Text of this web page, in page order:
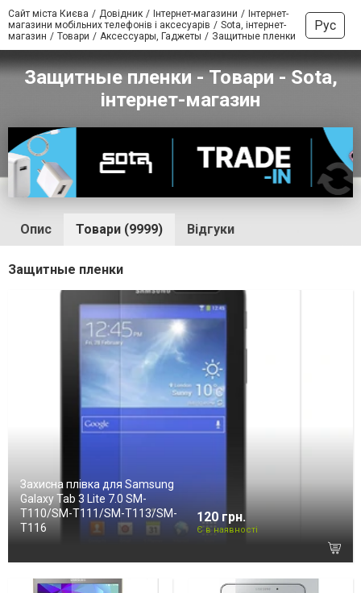
Сайт міста Києва Довідник Інтернет-магазини
Інтернет-
магазини мобільних телефонів і аксесуарів
Sota, інтернет-
магазин
Товари Аксессуары, Гаджеты Защитные пленки
Рус
Защитные пленки - Товари - Sota,
інтернет-магазин
Опис Товари (9999) Відгуки
Защитные пленки
Захисна плівка для Samsung
Galaxy Tab 3 Lite 7.0 SM-
T110/SM-T111/SM-T113/SM-
T116
120 грн.
Є в наявності